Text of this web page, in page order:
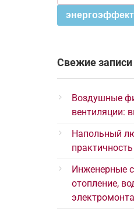
Свежие записи
Воздушные
вентиляции:
Напольный
практичность
Инженерные
отопление,